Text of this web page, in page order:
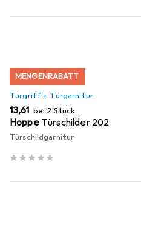
MENGENRABATT
Türgriff + Türgarnitur
EUR
13,61 bei 2 Stück
Hoppe Türschilder 202
Türschildgarnitur